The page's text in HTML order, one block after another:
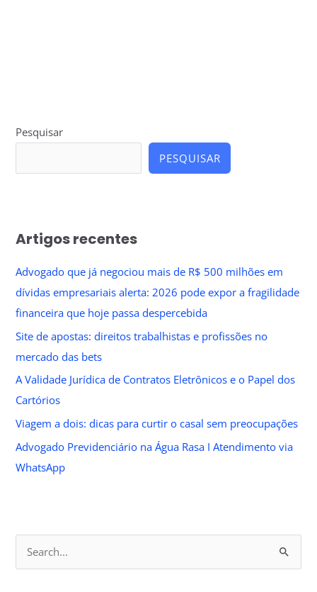
Pesquisar
PESQUISAR
Artigos recentes
Advogado que já negociou mais de R$ 500 milhões em
dívidas empresariais alerta: 2026 pode expor a fragilidade
financeira que hoje passa despercebida
Site de apostas: direitos trabalhistas e profissões no
mercado das bets
A Validade Jurídica de Contratos Eletrônicos e o Papel dos
Cartórios
Viagem a dois: dicas para curtir o casal sem preocupações
Advogado Previdenciário na Água Rasa I Atendimento via
WhatsApp
e